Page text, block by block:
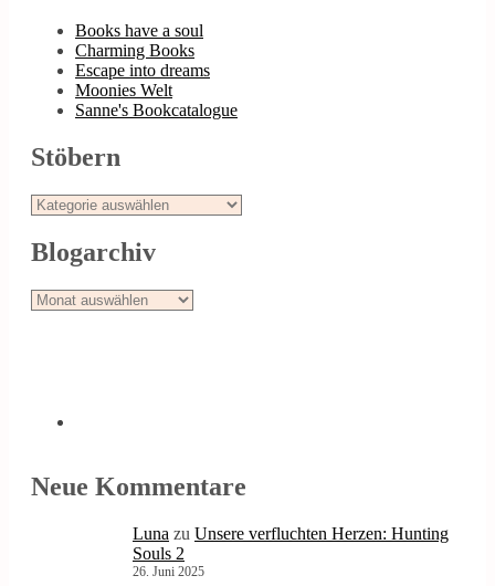
Books have a soul
Charming Books
Escape into dreams
Moonies Welt
Sanne's Bookcatalogue
Stöbern
Stöbern
Blogarchiv
Blogarchiv
Neue Kommentare
Luna zu Unsere verfluchten Herzen: Hunting
Souls 2
26. Juni 2025